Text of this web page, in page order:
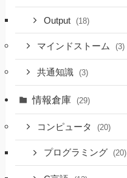
Output (18)
マインドストーム (3)
共通知識 (3)
情報倉庫 (29)
コンピュータ (20)
プログラミング (20)